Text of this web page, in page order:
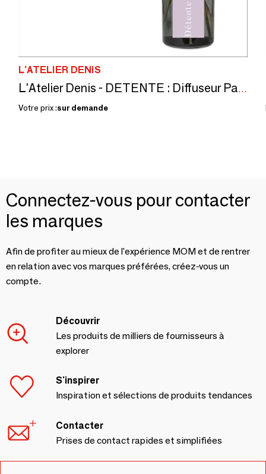
L'ATELIER DENIS
L'Atelier Denis - DETENTE : Diffuseur Parfum 200ml – Fabriqué en France
Votre prix :sur demande
Connectez-vous pour contacter
les marques
Afin de profiter au mieux de l'expérience MOM et de rentrer
en relation avec vos marques préférées, créez-vous un
compte.
Découvrir
Les produits de milliers de fournisseurs à
explorer
S'inspirer
Inspiration et sélections de produits tendances
Contacter
Prises de contact rapides et simplifiées